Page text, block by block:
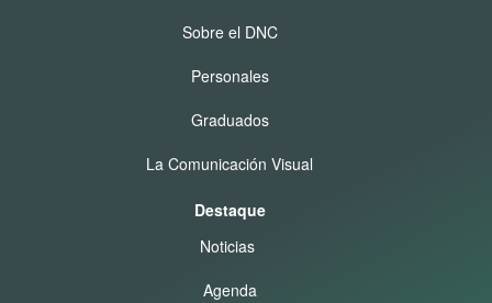
Sobre el DNC
Personales
Graduados
La Comunicación Visual
Destaque
Noticias
Agenda